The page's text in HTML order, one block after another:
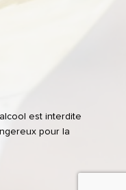
est interdite
pour la